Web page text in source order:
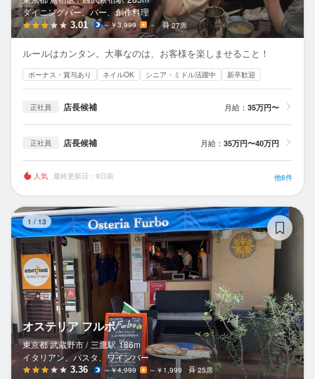
ダイニングバー、バー、創作料理
3.01 ～￥3,999 － 27席
ルールはカンタン。大事なのは、お客様を楽しませること！
ボーナス・賞与あり ネイルOK シニア・ミドル活躍中 新卒歓迎
正社員 店長候補 月給： 35万円〜
正社員 店長候補 月給： 35万円〜40万円
人気 最終更新日：9日前 他6件
1 / 13
オステリア フルボ
東京都 武蔵野市 / 三鷹駅 186m
イタリアン、パスタ、ワインバー
3.36 ～￥4,999 ～￥1,999 25席